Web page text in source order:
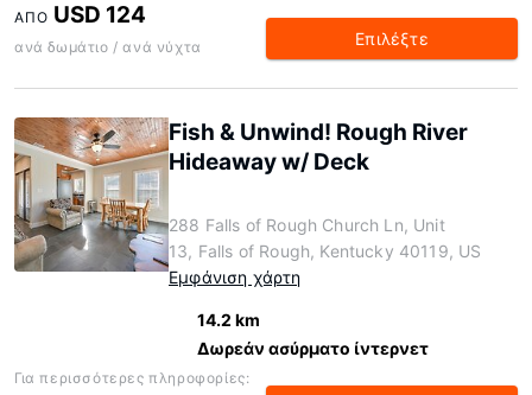
ΑΠΌ USD 124
ανά δωμάτιο / ανά νύχτα Επιλέξτε
Fish & Unwind! Rough River
Hideaway w/ Deck
288 Falls of Rough Church Ln, Unit
13, Falls of Rough, Kentucky 40119, US
Εμφάνιση χάρτη
14.2 km
Δωρεάν ασύρματο ίντερνετ
Για περισσότερες πληροφορίες: